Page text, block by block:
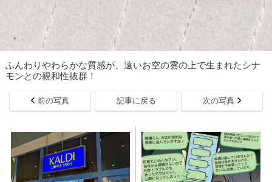
ふんわりやわらかな質感が、遠いお空の雲の上で生まれたシナ
モンとの親和性抜群！
前の写真 記事に戻る 次の写真